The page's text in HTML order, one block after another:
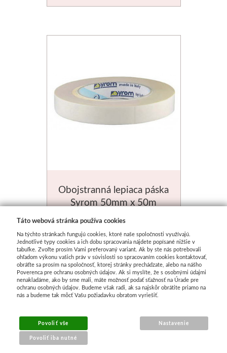
Obojstranná lepiaca páska
Syrom 50mm x 50m
Skladom
€ 27.16
Táto webová stránka používa cookies
Na týchto stránkach fungujú cookies, ktoré naše spoločnosti využívajú.
Jednotlivé typy cookies a ich dobu spracovania nájdete popísané nižšie v
tabuľke. Zvoľte prosím Vami preferovaný variant. Ak by ste nás potrebovali
ohľadom výkonu vašich práv v súvislosti so spracovaním cookies kontaktovať,
obráťte sa prosím na spoločnosť, ktorej stránky prechádzate, alebo na nášho
Poverenca pre ochranu osobných údajov. Ak si myslíte, že s osobnými údajmi
nenakladáme, ako by sme mali, máte možnosť podať sťažnosť na Úrade pre
ochranu osobných údajov. Budeme však radi, ak sa najskôr obrátite priamo na
nás a budeme tak môcť Vašu požiadavku obratom vyriešiť.
Povoliť vše
Povoliť iba nutné
Nastavenie